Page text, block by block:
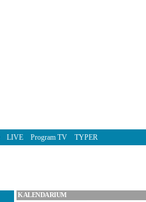
KALENDARIUM
LIVE Program TV TYPER